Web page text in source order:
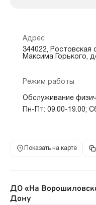
Адрес
344022, Ростовская
Максима Горького,
Режим работы
Обслуживание
Пн-Пт: 09.00-19.00;
Показать на карте
ДО «На
Дону